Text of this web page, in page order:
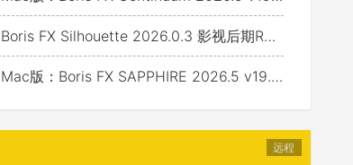
Boris FX Silhouette 2026.0.3 影视后期Roto抠像Paint视效合成软件+Adobe/OFX插件 (Win&Mac&Linux)
Mac版：Boris FX SAPPHIRE 2026.5 v19.5 蓝宝石视效插件_For AE/PR/Avid/OFX(Nuke/Resolve/Fusion等)
远程